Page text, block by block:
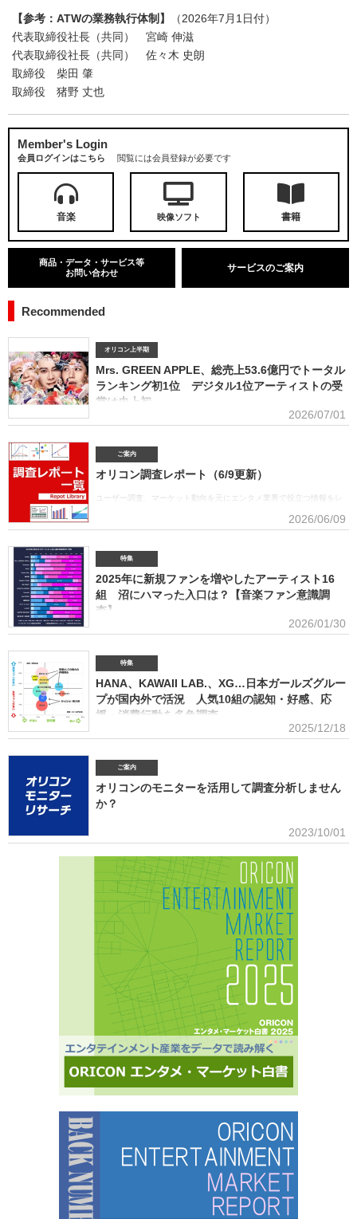
【参考：ATWの業務執行体制】
（2026年7月1日付）
代表取締役社長（共同） 宮崎 伸滋
代表取締役社長（共同） 佐々木 史朗
取締役 柴田 肇
取締役 猪野 丈也
Member's Login
会員ログインはこちら 閲覧には会員登録が必要です
音楽 映像ソフト 書籍
商品・データ・サービス等
お問い合わせ
サービスのご案内
Recommended
オリコン上半期
Mrs. GREEN APPLE、総売上53.6億円でトータル
ランキング初1位 デジタル1位アーティストの受
賞は史上初
■アーティスト別セールス部門トータルランキング オリコンは7月1
ーティスト別セールス部門「トータルランキング」を発表。Mrs. GREEN APPLEが期間内総売
上53.6億円で、自身初の1位に輝いた。Mrs. GREEN APPLEはアーティスト別セールス部門
「デジタルランキング」では3年連続で上半期1位を獲得。安価なデジタルで1位を獲得したアー
ティストがトータルセールス1位を受賞するのは、オリコン史上初となった。GREEN
APPLE（左から）藤澤涼架（Key）、大森元貴（Vo／Gt）、若井滉斗（Gt） アーティスト別
セールス部門「トータルランキング」は、音楽ソフト【シングル、アルバム、ミュージック
2026/07/01
ご案内
オリコン調査レポート（6/9更新）
ユーザー調査、マーケット動向を元にエンタメ業界で役立つ情報をレ
調査 2026 価格戦略の策定、商品企画、値上げ検討時の判断材料とし
SNS・動画配信を横断したファン行動を分析。今後のマーケティング戦略に活用できる内容を
提供(2026年5月)アーティストグッズに関する調査2026「なぜ買うのか」「何が売れるのか」
「いくらまで買うのか」を明確化し、商品企画・価格設計・販売戦略に直結する示唆を提案
(2026年4月)ストリーミング影響分析分析（TikTok＆YouTube）2026TikTokトレンドがどのよ
うにストリーミングに影響を与えたかを、YouTubeの順位推移とともにグラフ化(2026年2月)音
楽パッケージの購入行動に関する調査
2026/06/09
特集
2025年に新規ファンを増やしたアーティスト16
組 沼にハマった入口は？【音楽ファン意識調
査】
ORICON BiZ onlineでは「2025年に好きになったアーティスト」のア
年、2024年に続いて5回目。直近2年の得票数はMrs. GREEN APPLEがダントツだったが、
2025年の音楽シーンにおいて最も多くの“新規ファン”を獲得したアーティストは誰だったの
か、得票数TOP15（13位が同率4組だったため計16組）を紹介する。 本調査は、2025年12
月12日～18日にインターネットで実施。10～50代男女の回答者全体（4576人）のうち、
「2025年1～12月の期間に初めて好きになった音楽アーティストはいますか（※2024年以前か
らずっと好きというアーティストは対象外）」との問いに「いる」と答えた人（1833人＝全体
2026/01/30
特集
HANA、KAWAII LAB.、XG…日本ガールズグルー
プが国内外で活況 人気10組の認知・好感、応
援・消費行動を多角調査
日本のガールズグループシーンでは近年、BMSG×ちゃんみながタッグ
グで鮮烈な初登場1位デビュー、アソビシステムからFRUITS ZIPPERを筆頭とするKAWAII
LAB.所属のグループがSNSを通じて続々と台頭、メンバー7人全員が日本人ながら海外を主戦
場としているXGの国内外での大旋風など活況をみせている。オリコンリサーチではガールズグ
ループ10組を対象とし、認知経路、イメージ、情報源、推し活・消費行動などを多角的に調査
1月以降の配信開始楽曲でストリーミング累積3000万回超えの作品がある】日本のガールズグ
2025/12/18
ご案内
オリコンのモニターを活用して調査分析しません
か？
■アンケート専用のモニター組織世の中に影響力を持つオリコン・ラン
テーションを基にした調査が可能生活意識や志向性など日本人を価値観という視点から、予め
セグメントしたモニター調査が可能。■オリコングループならではの「エンタメ」に特化音楽ア
ーティスト・アイドル・俳優・女優・アナウンサー・ドラマ・ライブ・ゲーム…など、エンタ
メ分野のマーケティングリサーチの実績多数。■“オリコンランキング”のブランドをコンシュー
マ分野においても活用・アンケートモニターの意見をランキング化し、メディア展開・ビジネ
ス記事のエビデンスデータとして・定性データをoricon BiZ onlineに蓄積■様々なクライアント
様にご利用いただいております■活用事例 ●アーティストの現
2023/10/01